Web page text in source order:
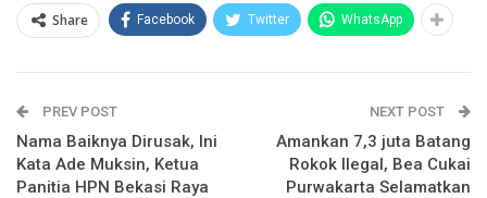
Share Facebook Twitter WhatsApp
PREV POST
Nama Baiknya Dirusak, Ini
Kata Ade Muksin, Ketua
Panitia HPN Bekasi Raya
NEXT POST
Amankan 7,3 juta Batang
Rokok Ilegal, Bea Cukai
Purwakarta Selamatkan